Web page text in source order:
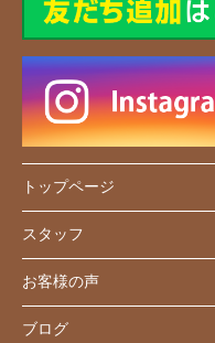
トップページ
スタッフ
お客様の声
ブログ